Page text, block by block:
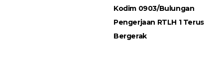
Kodim 0903/Bulungan
Pengerjaan RTLH 1 Terus
Bergerak